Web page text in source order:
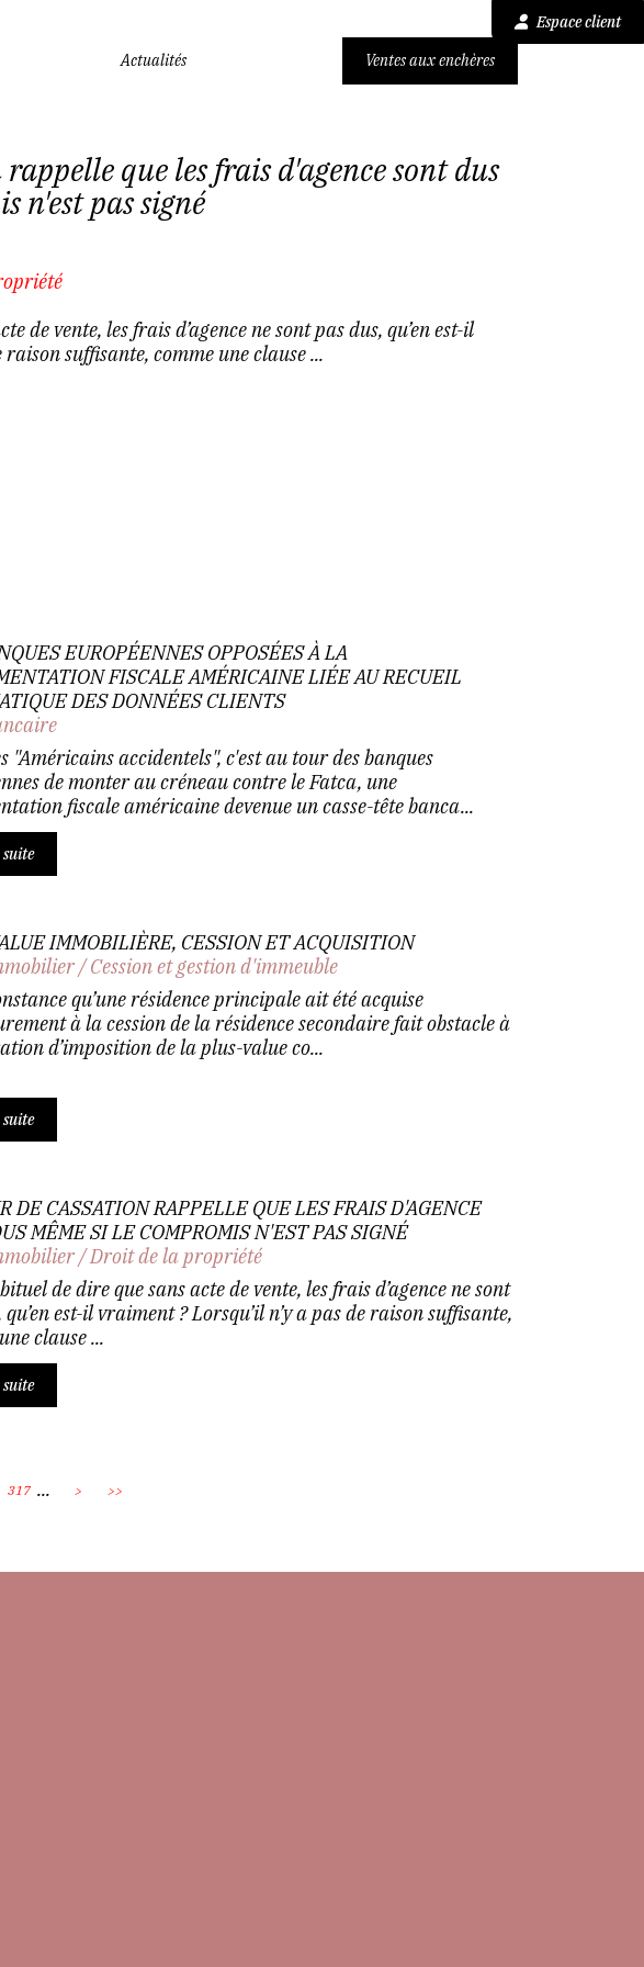
Espace client
Actualités Ventes aux enchères
que les frais d'agence sont dus
n'est pas signé
de vente, les frais d’agence ne sont pas dus, qu’en est-il
suffisante, comme une clause ...
EUROPÉENNES OPPOSÉES À LA
FISCALE AMÉRICAINE LIÉE AU RECUEIL
DES DONNÉES CLIENTS
"Américains accidentels", c'est au tour des banques
de monter au créneau contre le Fatca, une
fiscale américaine devenue un casse-tête banca...
IMMOBILIÈRE, CESSION ET ACQUISITION
/Cession et gestion d'immeuble
qu’une résidence principale ait été acquise
à la cession de la résidence secondaire fait obstacle à
d’imposition de la plus-value co...
DE CASSATION RAPPELLE QUE LES FRAIS D'AGENCE
MÊME SI LE COMPROMIS N'EST PAS SIGNÉ
/Droit de la propriété
de dire que sans acte de vente, les frais d’agence ne sont
qu’en est-il vraiment ? Lorsqu’il n’y a pas de raison suffisante,
clause ...
317 ... > >>